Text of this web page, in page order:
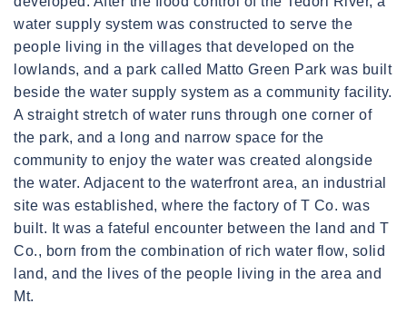
water supply system was constructed to serve the
people living in the villages that developed on the
lowlands, and a park called Matto Green Park was built
beside the water supply system as a community facility.
A straight stretch of water runs through one corner of
the park, and a long and narrow space for the
community to enjoy the water was created alongside
the water. Adjacent to the waterfront area, an industrial
site was established, where the factory of T Co. was
built. It was a fateful encounter between the land and T
Co., born from the combination of rich water flow, solid
land, and the lives of the people living in the area and
Mt.